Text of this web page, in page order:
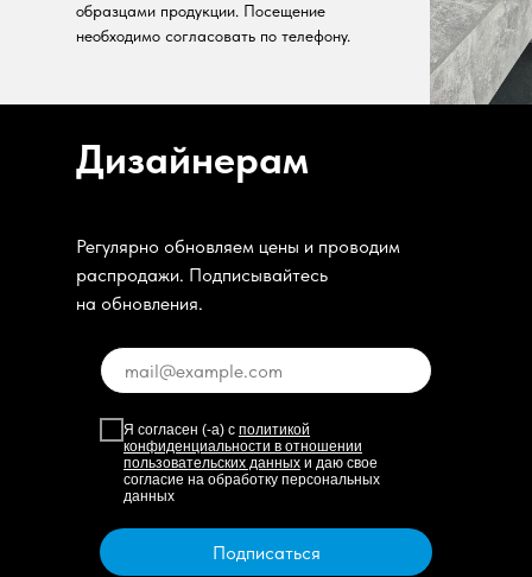
образцами продукции. Посещение
необходимо согласовать по телефону.
Дизайнерам
Регулярно обновляем цены и проводим
распродажи. Подписывайтесь
на обновления.
Я согласен (-а) с политикой
конфиденциальности в отношении
пользовательских данных и даю свое
согласие на обработку персональных
данных
Подписаться